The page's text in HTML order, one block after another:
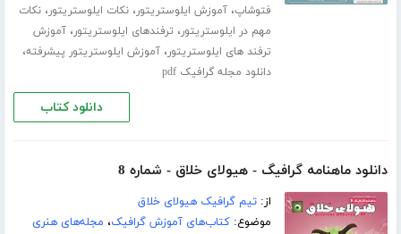
فتوشاپ،آموزش ایلوستریتور،نکات ایلوستریتور،نکات
مهم در ایلوستریتور، ترفندهای ایلوستریتور،آموزش
ترفند های ایلوستریتور،آموزش ایلوستریتور پیشرفته،
دانلود مجله گرافیک pdf
دانلود کتاب
دانلود ماهنامه گرافیگ - هیولای خلاق - شماره 8
از:تیم گرافیک هیولای خلاق
موضوع:کتاب‌های آموزش گرافیک، مجله‌های هنری